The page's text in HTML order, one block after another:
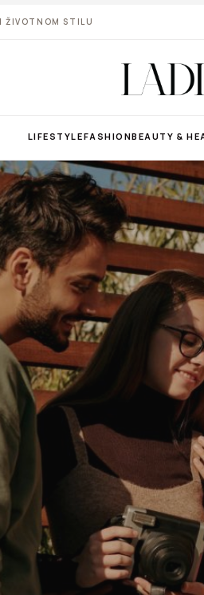
ŽIVOTNOM STILU
LIFESTYLEFASHIONBEAUTY &